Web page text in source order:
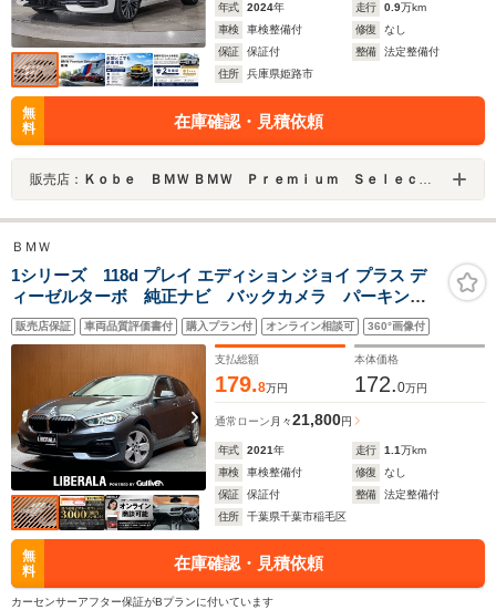
年式 2024年 走行 0.9万km
車検
車検整備付 修復
なし
保証
保証付 整備
法定整備付
住所
兵庫県姫路市
無
料
在庫確認・見積依頼
販売店： Ｋｏｂｅ ＢＭＷ ＢＭＷ Ｐｒｅｍｉｕｍ Ｓｅｌｅｃｔｉｏｎ 姫路
ＢＭＷ
1シリーズ 118d プレイ エディション ジョイ プラス デ
ィーゼルターボ 純正ナビ バックカメラ パーキング
アシスト PDC Bluetooth接続 CarPlay 電動シー
ト LEDヘッドライト オートハイビーム コンフォー
トアクセス 衝突軽減ブレーキ LKA レーンチェンジ
ウォーニング ETC
販売店保証 車両品質評価書付 購入プラン付 オンライン相談可 360°画像付
支払総額
179.8万円
本体価格
172.0万円
通常ローン 月々21,800円
年式 2021年 走行 1.1万km
車検
車検整備付 修復
なし
保証
保証付 整備
法定整備付
住所
千葉県千葉市稲毛区
無
料
在庫確認・見積依頼
カーセンサーアフター保証がBプランに付いています